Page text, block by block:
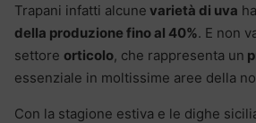
Trapani infatti alcune varietà di uva
della produzione fino al 40%. E non
settore orticolo, che rappresenta un
essenziale in moltissime aree della
Con la stagione estiva e le dighe